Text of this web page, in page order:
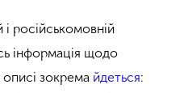
і російськомовній
інформація щодо
зокрема йдеться: